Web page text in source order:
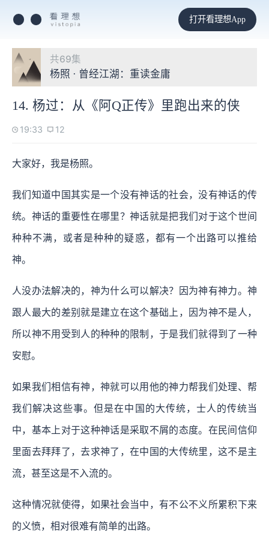
打开看理想App
共69集
杨照 · 曾经江湖：重读金庸
14. 杨过：从《阿Q正传》里跑出来的侠
19:33 12
大家好，我是杨照。
我们知道中国其实是一个没有神话的社会，没有神话的传
统。神话的重要性在哪里？神话就是把我们对于这个世间
种种不满，或者是种种的疑惑，都有一个出路可以推给
神。
人没办法解决的，神为什么可以解决？因为神有神力。神
跟人最大的差别就是建立在这个基础上，因为神不是人，
所以神不用受到人的种种的限制，于是我们就得到了一种
安慰。
如果我们相信有神，神就可以用他的神力帮我们处理、帮
我们解决这些事。但是在中国的大传统，士人的传统当
中，基本上对于这种神话是采取不屑的态度。在民间信仰
里面去拜拜了，去求神了，在中国的大传统里，这不是主
流，甚至这是不入流的。
这种情况就使得，如果社会当中，有不公不义所累积下来
的义愤，相对很难有简单的出路。